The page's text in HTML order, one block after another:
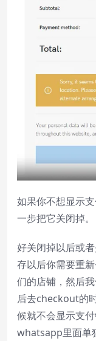
如果你不想显示
一步把它关闭掉。
好关闭掉以后或
存以后你需要重
们的店铺，然后
后去checkout的
候就不会显示支
whatsapp里面单